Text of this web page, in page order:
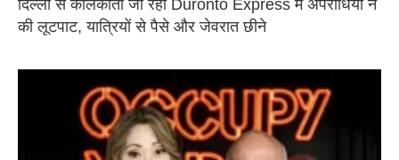
दिल्ली से कोलकाता जा रही Duronto Express में अपराधियों ने
की लूटपाट, यात्रियों से पैसे और जेवरात छीने